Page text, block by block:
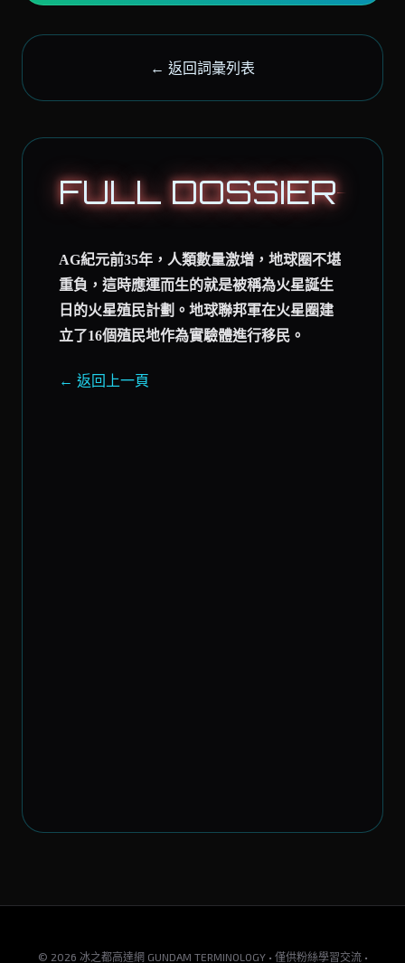
← 返回詞彙列表
FULL DOSSIER
AG紀元前35年，人類數量激增，地球圈不堪
重負，這時應運而生的就是被稱為火星誕生
日的火星殖民計劃。地球聯邦軍在火星圈建
立了16個殖民地作為實驗體進行移民。
← 返回上一頁
© 2026 冰之都高達網 GUNDAM TERMINOLOGY • 僅供粉絲學習交流 •